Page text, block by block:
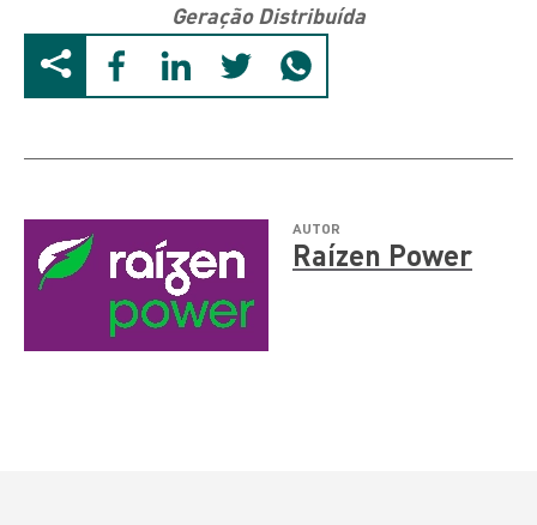
Geração Distribuída
AUTOR
Raízen Power